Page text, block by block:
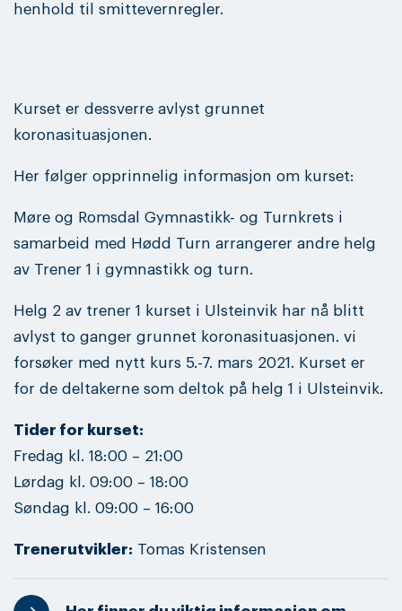
henhold til smittevernregler.
Kurset er dessverre avlyst grunnet
koronasituasjonen.
Her følger opprinnelig informasjon om kurset:
Møre og Romsdal Gymnastikk- og Turnkrets i
samarbeid med Hødd Turn arrangerer andre helg
av Trener 1 i gymnastikk og turn.
Helg 2 av trener 1 kurset i Ulsteinvik har nå blitt
avlyst to ganger grunnet koronasituasjonen. vi
forsøker med nytt kurs 5.-7. mars 2021. Kurset er
for de deltakerne som deltok på helg 1 i Ulsteinvik.
Tider for kurset:
Fredag kl. 18:00 – 21:00
Lørdag kl. 09:00 – 18:00
Søndag kl. 09:00 – 16:00
Trenerutvikler: Tomas Kristensen